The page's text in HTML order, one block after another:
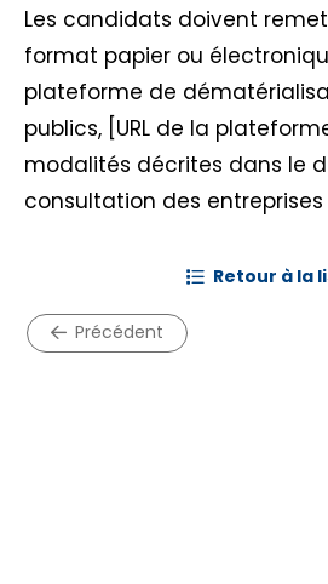
Les candidats doivent
format papier ou
plateforme de
publics, [URL de la
modalités décrites dans le
consultation des entreprises
précédent
retour à la